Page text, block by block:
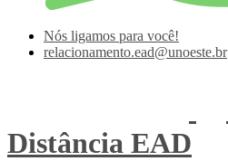
Nós ligamos para você!
relacionamento.ead@unoeste.br
Distância EAD